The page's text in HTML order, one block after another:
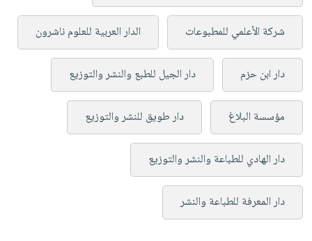
شركة الأعلمي للمطبوعات الدار العربية للعلوم ناشرون
دار ابن حزم دار الجيل للطبع والنشر والتوزيع
مؤسسة البلاغ دار طويق للنشر والتوزيع
دار الهادي للطباعة والنشر والتوزيع
دار المعرفة للطباعة والنشر